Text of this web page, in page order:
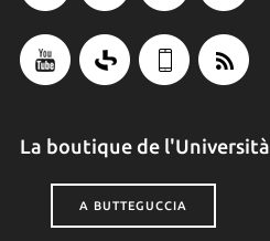
La boutique de l'Università
A BUTTEGUCCIA